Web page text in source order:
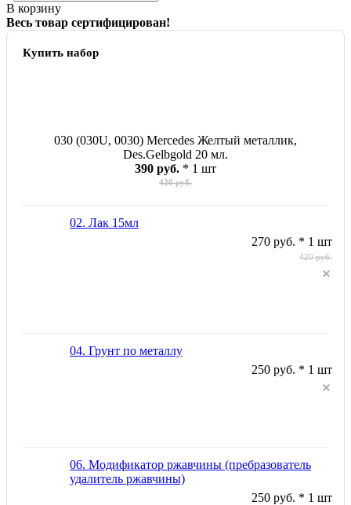
В корзину
Весь товар сертифицирован!
Купить набор
030 (030U, 0030) Mercedes Желтый металлик,
Des.Gelbgold 20 мл.
390 руб. * 1 шт
420 руб.
02. Лак 15мл
270 руб. * 1 шт
420 руб.
04. Грунт по металлу
250 руб. * 1 шт
06. Модификатор ржавчины (пребразователь
удалитель ржавчины)
250 руб. * 1 шт